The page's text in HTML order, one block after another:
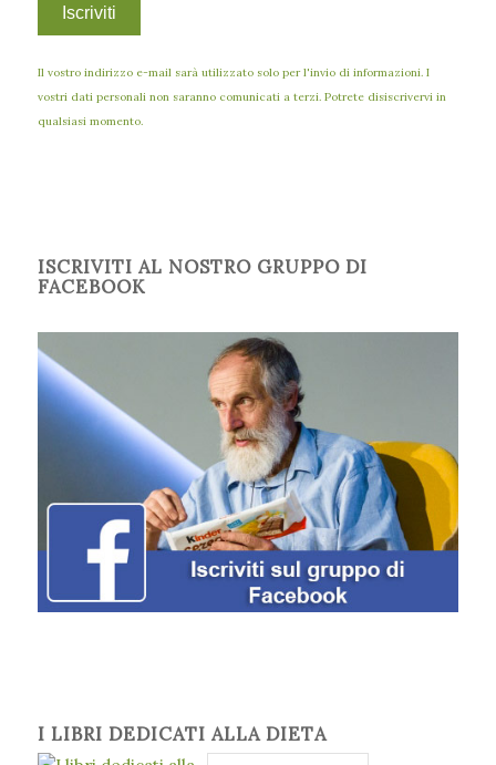
Il vostro indirizzo e-mail sarà utilizzato solo per l'invio di informazioni. I
vostri dati personali non saranno comunicati a terzi. Potrete disiscrivervi in
qualsiasi momento.
ISCRIVITI AL NOSTRO GRUPPO DI
FACEBOOK
I LIBRI DEDICATI ALLA DIETA